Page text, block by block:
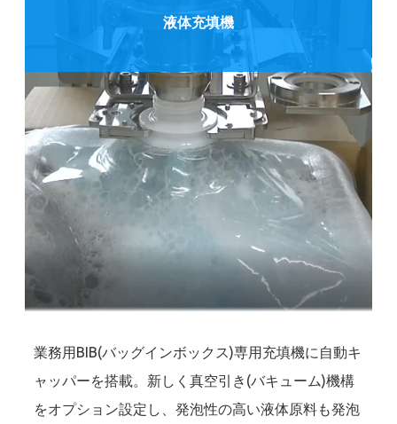
液体充填機
業務用BIB(バッグインボックス)専用充填機に自動キ
ャッパーを搭載。新しく真空引き(バキューム)機構
をオプション設定し、発泡性の高い液体原料も発泡